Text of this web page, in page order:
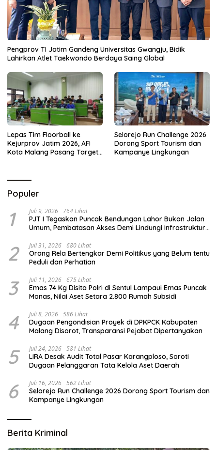
Pengprov TI Jatim Gandeng Universitas Gwangju, Bidik
Lahirkan Atlet Taekwondo Berdaya Saing Global
Lepas Tim Floorball ke
Kejurprov Jatim 2026, AFI
Kota Malang Pasang Target
Selorejo Run Challenge 2026
Dorong Sport Tourism dan
Kampanye Lingkungan
Populer
1 Juli 9, 2026 764 Lihat
PJT I Tegaskan Puncak Bendungan Lahor Bukan Jalan
Umum, Pembatasan Akses Demi Lindungi Infrastruktur
2 Juli 31, 2026 680 Lihat
Orang Rela Bertengkar Demi Politikus yang Belum tentu
Peduli dan Perhatian
3 Juli 11, 2026 675 Lihat
Emas 74 Kg Disita Polri di Sentul Lampaui Emas Puncak
Monas, Nilai Aset Setara 2.800 Rumah Subsidi
4 Juli 8, 2026 586 Lihat
Dugaan Pengondisian Proyek di DPKPCK Kabupaten
Malang Disorot, Transparansi Pejabat Dipertanyakan
5 Juli 24, 2026 581 Lihat
LIRA Desak Audit Total Pasar Karangploso, Soroti
Dugaan Pelanggaran Tata Kelola Aset Daerah
6 Juli 16, 2026 562 Lihat
Selorejo Run Challenge 2026 Dorong Sport Tourism dan
Kampanye Lingkungan
Berita Kriminal